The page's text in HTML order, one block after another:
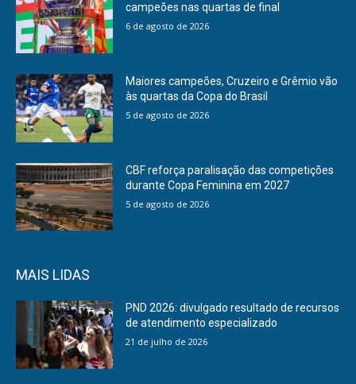
campeões nas quartas de final
6 de agosto de 2026
Maiores campeões, Cruzeiro e Grêmio vão
às quartas da Copa do Brasil
5 de agosto de 2026
CBF reforça paralisação das competições
durante Copa Feminina em 2027
5 de agosto de 2026
MAIS LIDAS
PND 2026: divulgado resultado de recursos
de atendimento especializado
21 de julho de 2026